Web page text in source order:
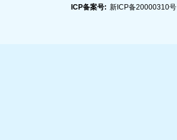
ICP备案号: 新ICP备20000310号